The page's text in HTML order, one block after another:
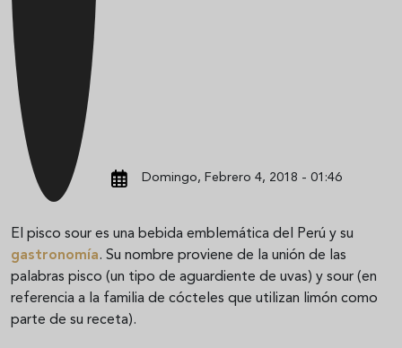
Domingo, Febrero 4, 2018 - 01:46
El pisco sour es una bebida emblemática del Perú y su
gastronomía. Su nombre proviene de la unión de las
palabras pisco (un tipo de aguardiente de uvas) y sour (en
referencia a la familia de cócteles que utilizan limón como
parte de su receta).